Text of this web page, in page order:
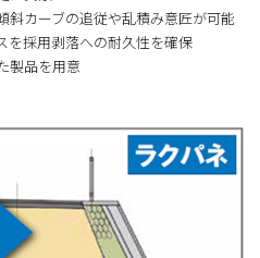
カーブの追従や乱積み意匠が可能
採用剥落への耐久性を確保
製品を用意